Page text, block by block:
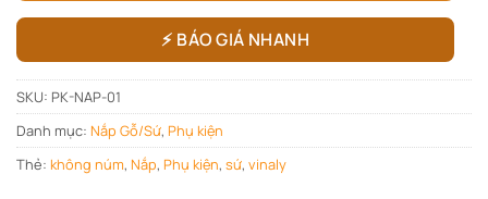
⚡ BÁO GIÁ NHANH
SKU: PK-NAP-01
Danh mục: Nắp Gỗ/Sứ, Phụ kiện
Thẻ: không núm, Nắp, Phụ kiện, sứ, vinaly